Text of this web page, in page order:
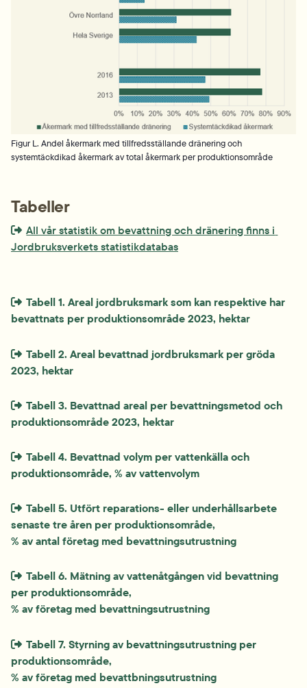
Figur L. Andel åkermark med tillfredsställande dränering och
systemtäckdikad åkermark av total åkermark per produktionsområde
Tabeller
Extern länk som öppnas i nytt fönster eller ny flik.
All vår statistik om bevattning och dränering finns i
Jordbruksverkets statistikdatabas
Extern länk som öppnas i nytt fönster eller ny flik.
Tabell 1. Areal jordbruksmark som kan respektive har
bevattnats per produktionsområde 2023, hektar
Extern länk som öppnas i nytt fönster eller ny flik.
Tabell 2. Areal bevattnad jordbruksmark per gröda
2023, hektar
Extern länk som öppnas i nytt fönster eller ny flik.
Tabell 3. Bevattnad areal per bevattningsmetod och
produktionsområde 2023, hektar
Extern länk som öppnas i nytt fönster eller ny flik.
Tabell 4. Bevattnad volym per vattenkälla och
produktionsområde, % av vattenvolym
Extern länk som öppnas i nytt fönster eller ny flik.
Tabell 5. Utfört reparations- eller underhållsarbete
senaste tre åren per produktionsområde,
% av antal företag med bevattningsutrustning
Extern länk som öppnas i nytt fönster eller ny flik.
Tabell 6. Mätning av vattenåtgången vid bevattning
per produktionsområde,
% av företag med bevattningsutrustning
Extern länk som öppnas i nytt fönster eller ny flik.
Tabell 7. Styrning av bevattningsutrustning per
produktionsområde,
% av företag med bevattbningsutrustning